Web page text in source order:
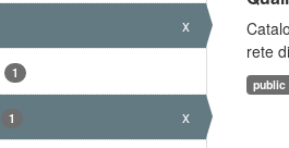
x
1
1 x
rete
public